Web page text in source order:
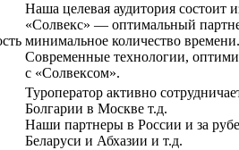
Наша целевая аудитория состоит
«Солвекс» — оптимальный
минимальное количество времени.
Современные технологии,
с «Солвексом».
Туроператор активно
Болгарии в Москве т.д.
Наши партнеры в России и за
Беларуси и Абхазии и т.д.